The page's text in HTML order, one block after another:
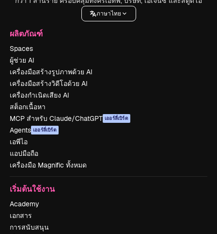
ภาษาไทย
ผลิตภัณฑ์
Spaces
ผู้ช่วย AI
เครื่องมือสร้างรูปภาพด้วย AI
เครื่องมือสร้างวิดีโอด้วย AI
เครื่องกำเนิดเสียง AI
สต็อกเนื้อหา
MCP สำหรับ Claude/ChatGPT เออร์ลี่เบิร์ด
Agents เออร์ลี่เบิร์ด
เอพีไอ
แอปมือถือ
เครื่องมือ Magnific ทั้งหมด
เริ่มต้นใช้งาน
Academy
เอกสาร
การสนับสนุน